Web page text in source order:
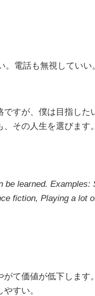
。電話も無視してい
すが、僕は目指した
その人生を選びます。
be learned.
fiction, Playing a lot
て価値が低下します
すい。